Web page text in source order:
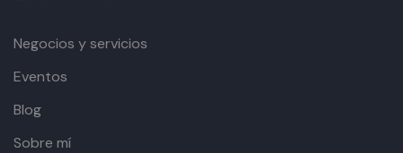
Negocios y servicios
Eventos
Blog
Sobre mí